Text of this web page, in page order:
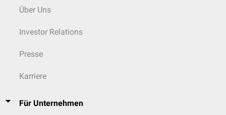
Über Uns
Investor Relations
Presse
Karriere
Für Unternehmen